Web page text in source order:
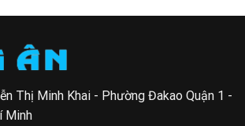
Thị Minh Khai - Phường Đakao Quận 1 -
Minh